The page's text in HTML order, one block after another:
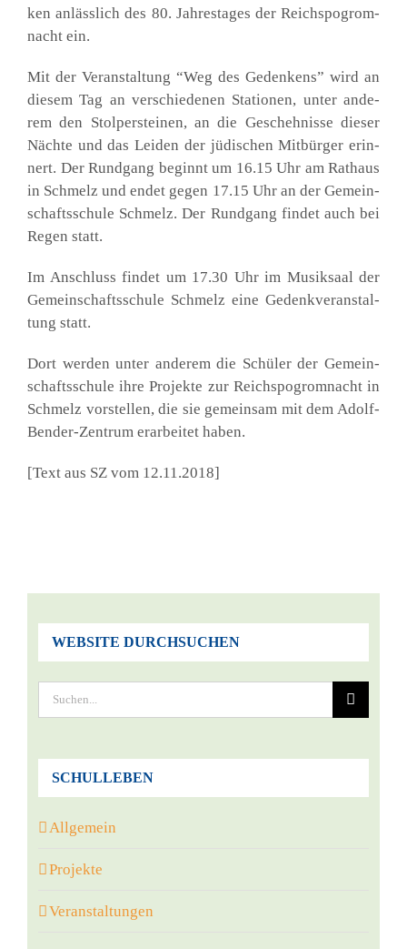
ken anläss­lich des 80. Jah­res­ta­ges der Reichs­po­grom­
nacht ein.
Mit der Ver­an­stal­tung “Weg des Geden­kens” wird an
die­sem Tag an ver­schie­de­nen Sta­tio­nen, unter ande­
rem den Stol­per­stei­nen, an die Gescheh­nis­se die­ser
Näch­te und das Lei­den der jüdi­schen Mit­bür­ger erin­
nert. Der Rund­gang beginnt um 16.15 Uhr am Rat­haus
in Schmelz und endet gegen 17.15 Uhr an der Gemein­
schafts­schu­le Schmelz. Der Rund­gang fin­det auch bei
Regen statt.
Im Anschluss fin­det um 17.30 Uhr im Musik­saal der
Gemein­schafts­schu­le Schmelz eine Gedenk­ver­an­stal­
tung statt.
Dort wer­den unter ande­rem die Schü­ler der Gemein­
schafts­schu­le ihre Pro­jek­te zur Reichs­po­grom­nacht in
Schmelz vor­stel­len, die sie gemein­sam mit dem Adolf-
Ben­der-Zen­trum erar­bei­tet haben.
[Text aus SZ vom 12.11.2018]
WEBSITE DURCHSUCHEN
Suche
nach:
SCHULLEBEN
Allgemein
Projekte
Veranstaltungen